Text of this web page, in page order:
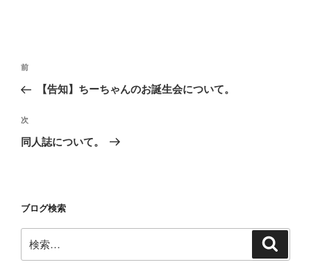
投
ナ
ビ
ゲ
ン
前
の
稿
前
【告知】ちーちゃんのお誕生会について。
次
の
次
同人誌について。
ブログ検索
索: